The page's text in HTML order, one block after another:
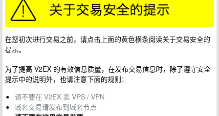
在您初次进行交易之前，请点击上面的黄色横条阅读关于交易安全的
提示。
为了提高 V2EX 的有效信息质量，在发布交易信息时，除了遵守安全
提示中的说明外，也请注意下面的规则：
请不要在 V2EX 卖 VPS / VPN
域名交易请发布到域名节点